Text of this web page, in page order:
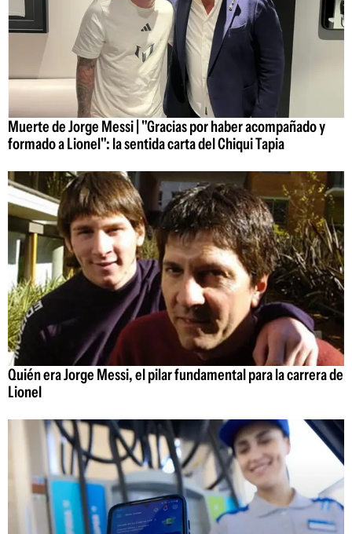
Muerte de Jorge Messi | "Gracias por haber acompañado y
formado a Lionel": la sentida carta del Chiqui Tapia
Quién era Jorge Messi, el pilar fundamental para la carrera de
Lionel